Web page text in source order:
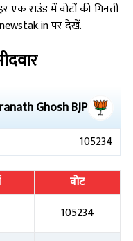
एक राउंड में वोटों की गिनती
पर देखें.
GhoshBJP
105234
वोट
105234